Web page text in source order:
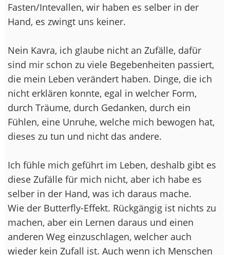
Fasten/Intevallen, wir haben es selber in der
Hand, es zwingt uns keiner.
Nein Kavra, ich glaube nicht an Zufälle, dafür
sind mir schon zu viele Begebenheiten passiert,
die mein Leben verändert haben. Dinge, die ich
nicht erklären konnte, egal in welcher Form,
durch Träume, durch Gedanken, durch ein
Fühlen, eine Unruhe, welche mich bewogen hat,
dieses zu tun und nicht das andere.
Ich fühle mich geführt im Leben, deshalb gibt es
diese Zufälle für mich nicht, aber ich habe es
selber in der Hand, was ich daraus mache.
Wie der Butterfly-Effekt. Rückgängig ist nichts zu
machen, aber ein Lernen daraus und einen
anderen Weg einzuschlagen, welcher auch
wieder kein Zufall ist. Auch wenn ich Menschen